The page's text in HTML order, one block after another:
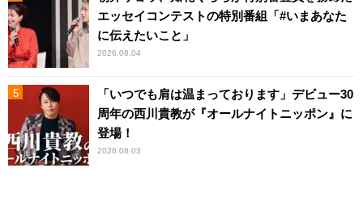
エッセイコンテストの特別番組「#いまあなた
に伝えたいこと」
2026.08.04
「いつでも肩は温まっております」デビュー30
周年の西川貴教が『オールナイトニッポン』に
登場！
2026.08.03